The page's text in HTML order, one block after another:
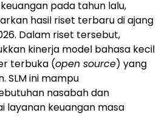
pada tahun lalu,
hasil riset terbaru di ajang
Dalam riset tersebut,
kinerja model bahasa kecil
terbuka (open source) yang
SLM ini mampu
nasabah dan
layanan keuangan masa